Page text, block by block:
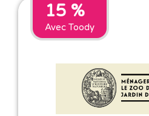
15 %
Avec Toody